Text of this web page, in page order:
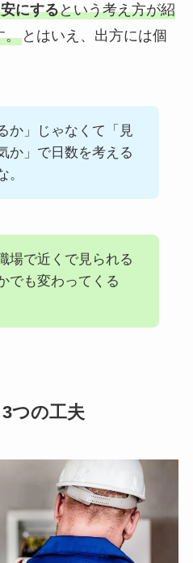
にするという考え方が紹
。とはいえ、出方には個
か」じゃなくて「見
か」で日数を考える
。
場で近くで見られる
でも変わってくる
つの工夫